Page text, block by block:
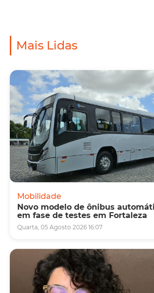
Mais Lidas
Mobilidade
Novo modelo de ônibus
em fase de testes em Fortaleza
Quarta, 05 Agosto 2026 16:07